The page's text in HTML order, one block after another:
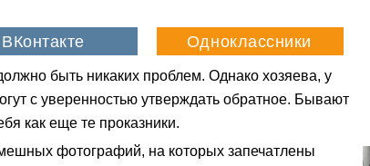
быть никаких проблем. Однако хозяева, у
с уверенностью утверждать обратное. Бывают
как еще те проказники.
фотографий, на которых запечатлены